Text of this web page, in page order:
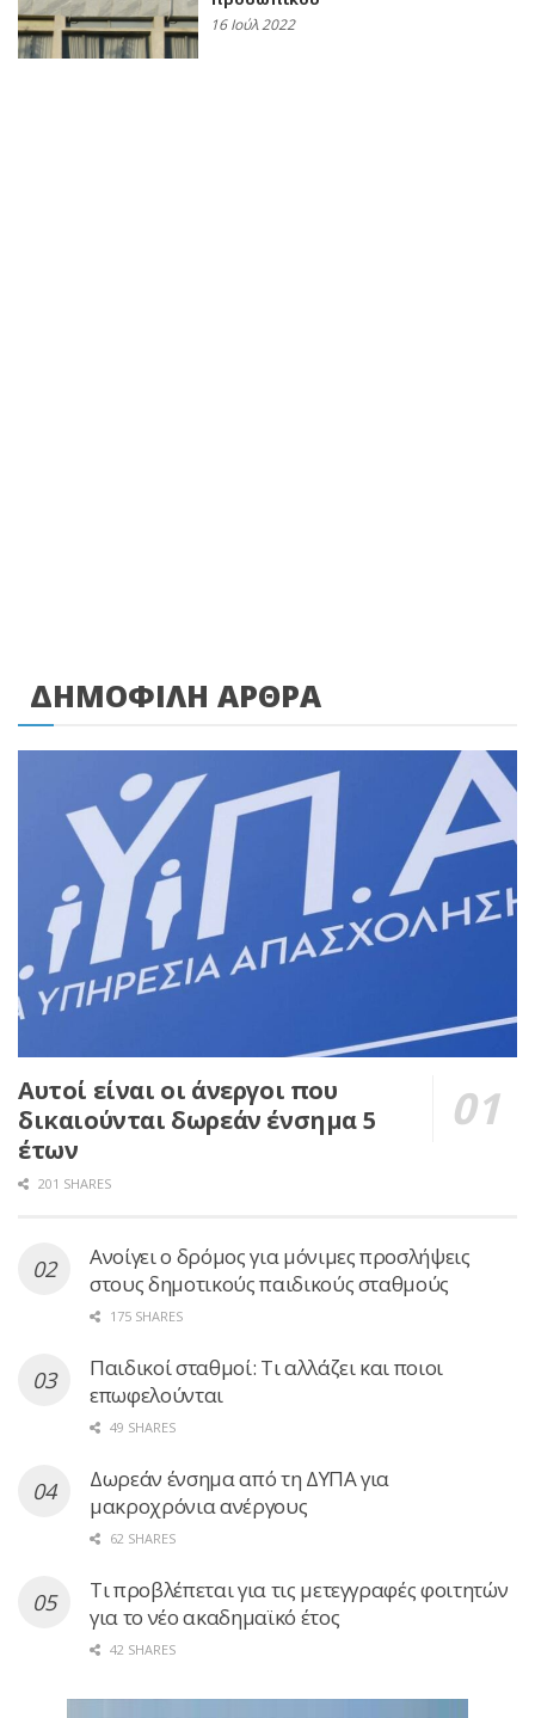
16 Ιούλ 2022
ΔΗΜΟΦΙΛΗ ΑΡΘΡΑ
Αυτοί είναι οι άνεργοι που
δικαιούνται δωρεάν ένσημα 5
έτων
201 SHARES
Ανοίγει ο δρόμος για μόνιμες προσλήψεις
στους δημοτικούς παιδικούς σταθμούς
175 SHARES
Παιδικοί σταθμοί: Τι αλλάζει και ποιοι
επωφελούνται
49 SHARES
Δωρεάν ένσημα από τη ΔΥΠΑ για
μακροχρόνια ανέργους
62 SHARES
Τι προβλέπεται για τις μετεγγραφές φοιτητών
για το νέο ακαδημαϊκό έτος
42 SHARES